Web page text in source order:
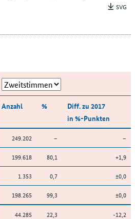
SVG
Anzahl %
Diff. zu 2017
in %-Punkten
249.202 – –
199.618 80,1 +1,9
1.353 0,7 ±0,0
198.265 99,3 ±0,0
44.285 22,3 -12,2